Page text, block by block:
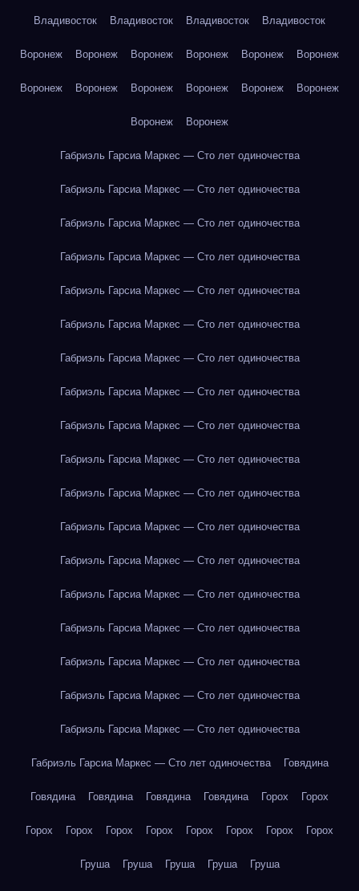
Владивосток Владивосток Владивосток Владивосток
Воронеж Воронеж Воронеж Воронеж Воронеж Воронеж
Воронеж Воронеж Воронеж Воронеж Воронеж Воронеж
Воронеж Воронеж
Габриэль Гарсиа Маркес — Сто лет одиночества
Габриэль Гарсиа Маркес — Сто лет одиночества
Габриэль Гарсиа Маркес — Сто лет одиночества
Габриэль Гарсиа Маркес — Сто лет одиночества
Габриэль Гарсиа Маркес — Сто лет одиночества
Габриэль Гарсиа Маркес — Сто лет одиночества
Габриэль Гарсиа Маркес — Сто лет одиночества
Габриэль Гарсиа Маркес — Сто лет одиночества
Габриэль Гарсиа Маркес — Сто лет одиночества
Габриэль Гарсиа Маркес — Сто лет одиночества
Габриэль Гарсиа Маркес — Сто лет одиночества
Габриэль Гарсиа Маркес — Сто лет одиночества
Габриэль Гарсиа Маркес — Сто лет одиночества
Габриэль Гарсиа Маркес — Сто лет одиночества
Габриэль Гарсиа Маркес — Сто лет одиночества
Габриэль Гарсиа Маркес — Сто лет одиночества
Габриэль Гарсиа Маркес — Сто лет одиночества
Габриэль Гарсиа Маркес — Сто лет одиночества
Габриэль Гарсиа Маркес — Сто лет одиночества Говядина
Говядина Говядина Говядина Говядина Горох Горох
Горох Горох Горох Горох Горох Горох Горох Горох
Груша Груша Груша Груша Груша